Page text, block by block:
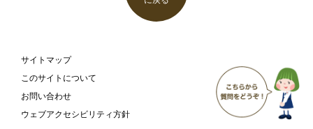
サイトマップ
このサイトについて
お問い合わせ
ウェブアクセシビリティ方針